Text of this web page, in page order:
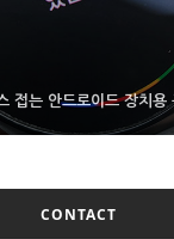
접는 안드로이드 장치용
3D 메모리
보인 삼성전자
글북 ‘CX9406’ 제품 이
CONTACT